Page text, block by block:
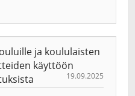
ja koululaisten
käyttöön
19.09.2025